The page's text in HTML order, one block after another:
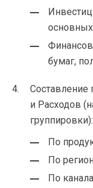
бумаг,
Составление
и Расходов
группировки):
По
По
По